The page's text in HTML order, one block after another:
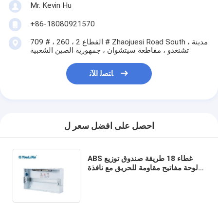
Mr. Kevin Hu
+86-18080921570
709 # ، القطاع 2 ، 260 # Zhaojuesi Road South ، مدينة
تشنغدو ، مقاطعة سيتشوان ، جمهورية الصين الشعبية
ﺎﺘﺼﻟ ﺍﻶﻧ
احصل على افضل سعر ل
ABS غطاء 18 طريقة صندوق توزيع
لوحة مفاتيح مقاومة للحريق مع نافذة